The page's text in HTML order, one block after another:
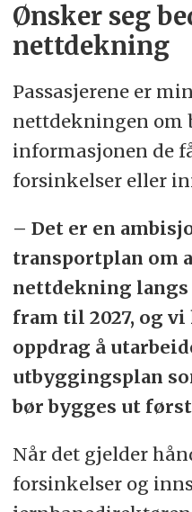
Ønsker seg
nettdekning
Passasjerene er
nettdekningen om
informasjonen de
forsinkelser eller
– Det er en
transportplan om
nettdekning langs
fram til 2027, og vi
oppdrag å
utbyggingsplan
bør bygges ut
Når det gjelder
forsinkelser og